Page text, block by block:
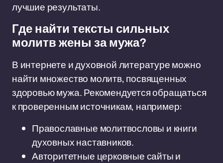
лучшие результаты.
Где найти тексты сильных
молитв жены за мужа?
В интернете и духовной литературе можно
найти множество молитв, посвященных
здоровью мужа. Рекомендуется обращаться
к проверенным источникам, например:
Православные молитвословы и книги
духовных наставников.
Авторитетные церковные сайты и